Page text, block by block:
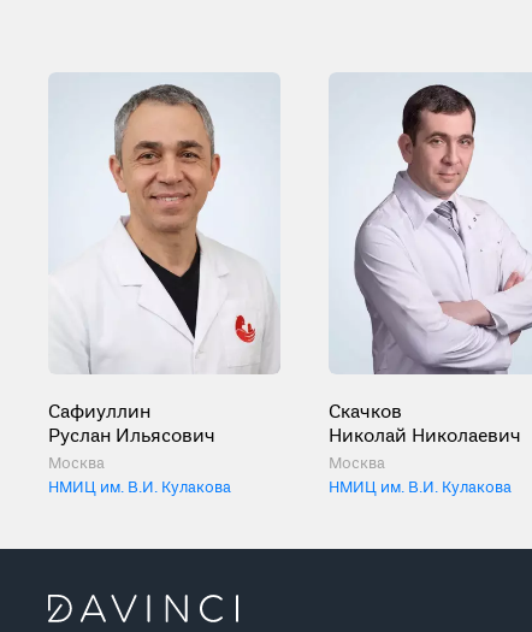
Сафиуллин
Руслан Ильясович
Москва
НМИЦ им. В.И. Кулакова
Скачков
Николай Николаевич
Москва
НМИЦ им. В.И. Кулакова